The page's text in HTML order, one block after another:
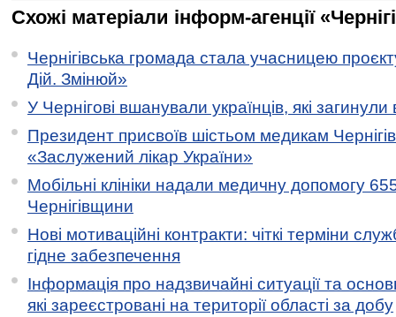
Схожі матеріали інформ-агенції
Чернігівська громада стала учасницею
Дій. Змінюй»
У Чернігові вшанували українців, які загинули
Президент присвоїв шістьом медикам
«Заслужений лікар України»
Мобільні клініки надали медичну допомогу
Чернігівщини
Нові мотиваційні контракти: чіткі терміни
гідне забезпечення
Інформація про надзвичайні ситуації та
які зареєстровані на території області за добу